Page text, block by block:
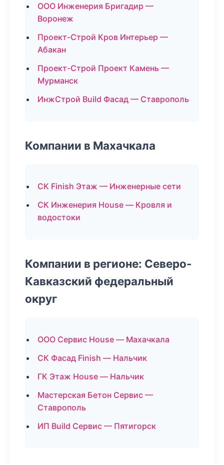
ООО Инженерия Бригадир —
Воронеж
Проект-Строй Кров Интерьер —
Абакан
Проект-Строй Проект Камень —
Мурманск
ИнжСтрой Build Фасад — Ставрополь
Компании в Махачкала
СК Finish Этаж — Инженерные сети
СК Инженерия House — Кровля и
водостоки
Компании в регионе: Северо-
Кавказский федеральный
округ
ООО Сервис House — Махачкала
СК Фасад Finish — Нальчик
ГК Этаж House — Нальчик
Мастерская Бетон Сервис —
Ставрополь
ИП Build Сервис — Пятигорск